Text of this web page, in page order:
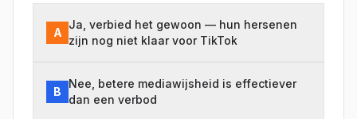
A
Ja, verbied het gewoon — hun hersenen
zijn nog niet klaar voor TikTok
B
Nee, betere mediawijsheid is effectiever
dan een verbod